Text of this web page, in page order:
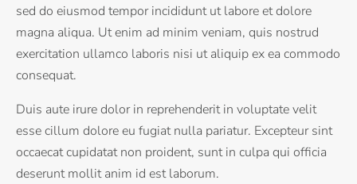
sed do eiusmod tempor incididunt ut labore et dolore
magna aliqua. Ut enim ad minim veniam, quis nostrud
exercitation ullamco laboris nisi ut aliquip ex ea commodo
consequat.
Duis aute irure dolor in reprehenderit in voluptate velit
esse cillum dolore eu fugiat nulla pariatur. Excepteur sint
occaecat cupidatat non proident, sunt in culpa qui officia
deserunt mollit anim id est laborum.